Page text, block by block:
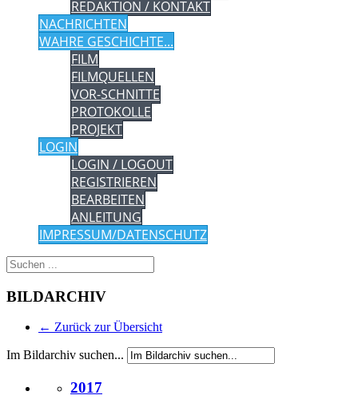
REDAKTION / KONTAKT
NACHRICHTEN
WAHRE GESCHICHTE...
FILM
FILMQUELLEN
VOR-SCHNITTE
PROTOKOLLE
PROJEKT
LOGIN
LOGIN / LOGOUT
REGISTRIEREN
BEARBEITEN
ANLEITUNG
IMPRESSUM/DATENSCHUTZ
BILDARCHIV
← Zurück zur Übersicht
Im Bildarchiv suchen...
2017